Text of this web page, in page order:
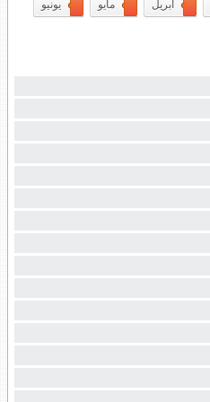
ابريل مايو يونيو